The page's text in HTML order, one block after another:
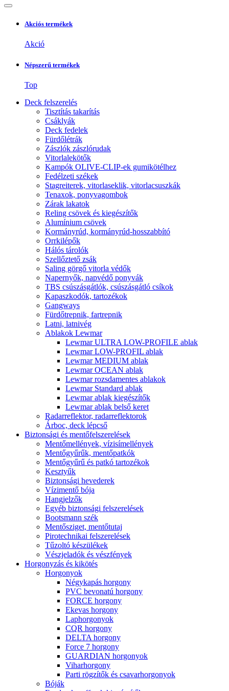
Akciós termékek
Akció
Népszerű termékek
Top
Deck felszerelés
Tisztítás takarítás
Csáklyák
Deck fedelek
Fürdőlétrák
Zászlók zászlórudak
Vitorlalekötők
Kampók OLIVE-CLIP-ek gumikötélhez
Fedélzeti székek
Stagreiterek, vitorlaseklik, vitorlacsuszkák
Tenaxok, ponyvagombok
Zárak lakatok
Reling csövek és kiegészítők
Alumínium csövek
Kormányrúd, kormányrúd-hosszabbító
Orrkilépők
Hálós tárolók
Szellőztető zsák
Saling görgő vitorla védők
Napernyők, napvédő ponyvák
TBS csúszásgátlók, csúszásgátló csíkok
Kapaszkodók, tartozékok
Gangways
Fürdőtrepnik, fartrepnik
Latni, latnivég
Ablakok Lewmar
Lewmar ULTRA LOW-PROFILE ablak
Lewmar LOW-PROFIL ablak
Lewmar MEDIUM ablak
Lewmar OCEAN ablak
Lewmar rozsdamentes ablakok
Lewmar Standard ablak
Lewmar ablak kiegészítők
Lewmar ablak belső keret
Radarreflektor, radarreflektorok
Árboc, deck lépcső
Biztonsági és mentőfelszerelések
Mentőmellények, vízisímellények
Mentőgyűrűk, mentőpatkók
Mentőgyűrű és patkó tartozékok
Kesztyűk
Biztonsági hevederek
Vízimentő bója
Hangjelzők
Egyéb biztonsági felszerelések
Bootsmann szék
Mentősziget, mentőtutaj
Pirotechnikai felszerelések
Tűzoltó készülékek
Vészjeladók és vészfények
Horgonyzás és kikötés
Horgonyok
Négykapás horgony
PVC bevonatú horgony
FORCE horgony
Ekevas horgony
Laphorgonyok
CQR horgony
DELTA horgony
Force 7 horgony
GUARDIAN horgonyok
Viharhorgony
Parti rögzítők és csavarhorgonyok
Bóják